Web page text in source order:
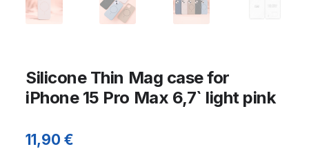
Silicone Thin Mag case for
iPhone 15 Pro Max 6,7` light pink
11,90€